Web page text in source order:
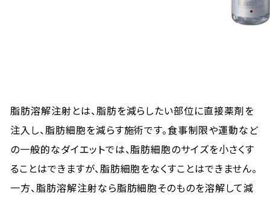
脂肪溶解注射とは、脂肪を減らしたい部位に直接薬剤を
注入し、脂肪細胞を減らす施術です。食事制限や運動など
の一般的なダイエットでは、脂肪細胞のサイズを小さくす
ることはできますが、脂肪細胞をなくすことはできません。
一方、脂肪溶解注射なら脂肪細胞そのものを溶解して減